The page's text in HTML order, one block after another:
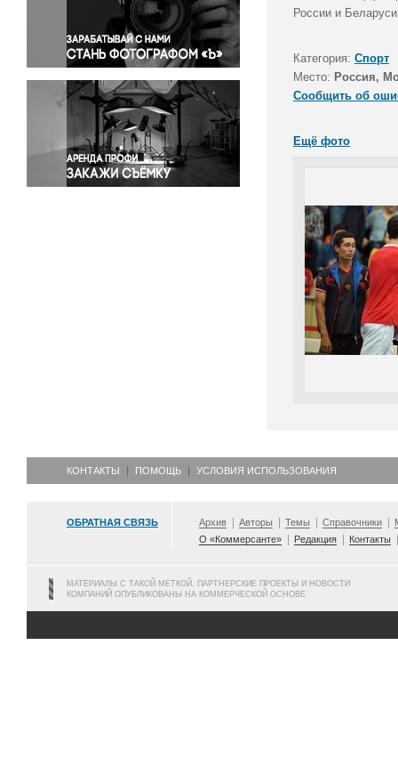
Правосудие
Происшествия и конфликты
Религия
Светская жизнь
Спорт
Экология
Экономика и бизнес
России и
Категория: Спорт
Место: Россия,
Сообщить об
Ещё фото
КОНТАКТЫ ПОМОЩЬ УСЛОВИЯ ИСПОЛЬЗОВАНИЯ
ОБРАТНАЯ СВЯЗЬ Архив Авторы Темы Справочники
О «Коммерсанте»
Редакция Контакты
МАТЕРИАЛЫ С ТАКОЙ МЕТКОЙ, ПАРТНЕРСКИЕ ПРОЕКТЫ И НОВОСТИ
КОМПАНИЙ ОПУБЛИКОВАНЫ НА КОММЕРЧЕСКОЙ ОСНОВЕ